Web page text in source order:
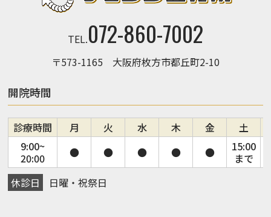
TEL.072-860-7002
〒573-1165 大阪府枚方市都丘町2-10
開院時間
診療時間 月 火 水 木 金
土
9:00~
20:00
● ● ● ● ●
15:00
まで
休診日
日曜・祝祭日